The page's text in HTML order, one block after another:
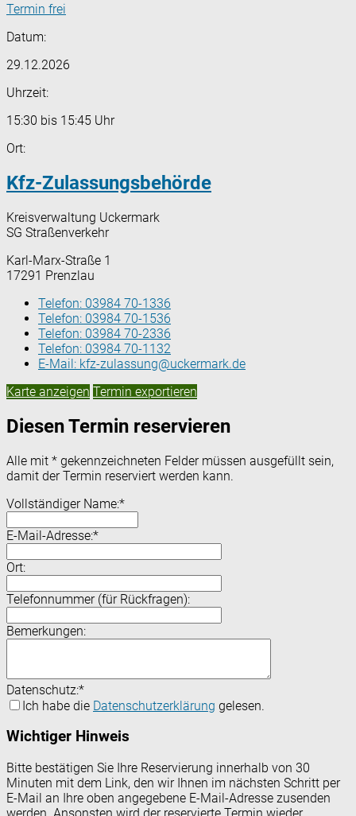
Termin frei
Datum:
29.12.2026
Uhrzeit:
15:30 bis 15:45 Uhr
Ort:
Kfz-Zulassungsbehörde
Kreisverwaltung Uckermark
SG Straßenverkehr
Karl-Marx-Straße 1
17291 Prenzlau
Telefon: 03984 70-1336
Telefon: 03984 70-1536
Telefon: 03984 70-2336
Telefon: 03984 70-1132
E-Mail: kfz-zulassung@uckermark.de
Karte anzeigen Termin exportieren
Diesen Termin reservieren
Alle mit * gekennzeichneten Felder müssen ausgefüllt sein,
damit der Termin reserviert werden kann.
Vollständiger Name:*
E-Mail-Adresse:*
Ort:
Telefonnummer (für Rückfragen):
Bemerkungen:
Datenschutz:*
Ich habe die Datenschutzerklärung gelesen.
Wichtiger Hinweis
Bitte bestätigen Sie Ihre Reservierung innerhalb von 30
Minuten mit dem Link, den wir Ihnen im nächsten Schritt per
E-Mail an Ihre oben angegebene E-Mail-Adresse zusenden